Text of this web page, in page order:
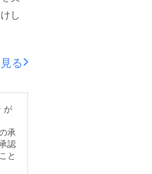
し
る
が
承
認
と